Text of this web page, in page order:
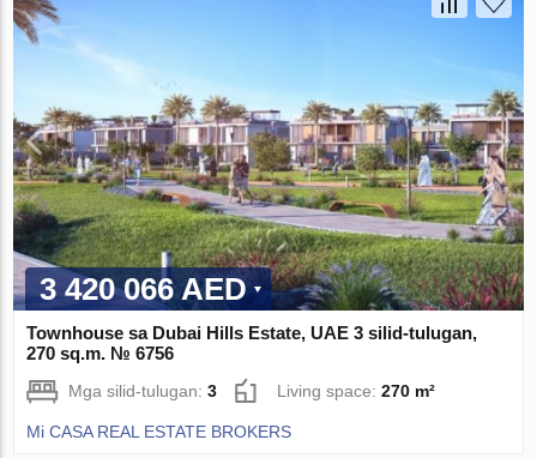
3 420 066 AED
Townhouse sa Dubai Hills Estate, UAE 3 silid-tulugan,
270 sq.m. № 6756
Mga silid-tulugan:3 Living space:270 m²
Mi CASA REAL ESTATE BROKERS